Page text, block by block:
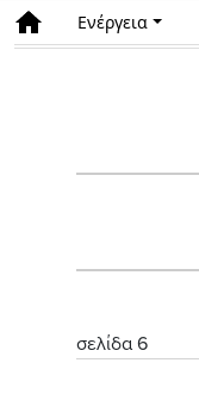
Ενέργεια
σελίδα 6